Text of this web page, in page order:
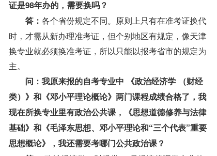
证是98年办的，需要换吗？
答： 各个省份规定不同。原则上只有在准考证换代
时，才需从新办理准考证，但个别地区有规定，像天津
换专业就必须换准考证，所以只能以报考省市的规定为
主。
问：我原来报的自考专业中 《政治经济学 （财经
类）》和《邓小平理论概论》两门课程成绩合格了，我
现在所换专业里有政治公共课，《思想道德修养与法律
基础》和《毛泽东思想、邓小平理论和“三个代表”重要
思想概论》，我还需要考哪门公共政治课？